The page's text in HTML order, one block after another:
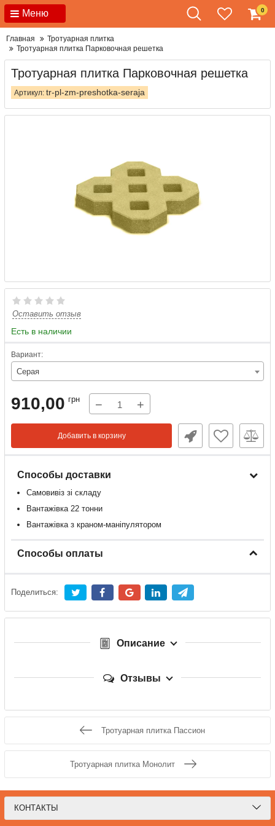
Меню 0
Главная
Тротуарная плитка
Тротуарная плитка Парковочная решетка
Тротуарная плитка Парковочная решетка
Артикул: tr-pl-zm-preshotka-seraja
Оставить отзыв
Есть в наличии
Вариант:
Серая
910,00 грн − +
Добавить в корзину
Способы доставки
Самовивіз зі складу
Вантажівка 22 тонни
Вантажівка з краном-маніпулятором
Способы оплаты
Поделиться:
Описание
Отзывы
Тротуарная плитка Пассион
Тротуарная плитка Монолит
КОНТАКТЫ